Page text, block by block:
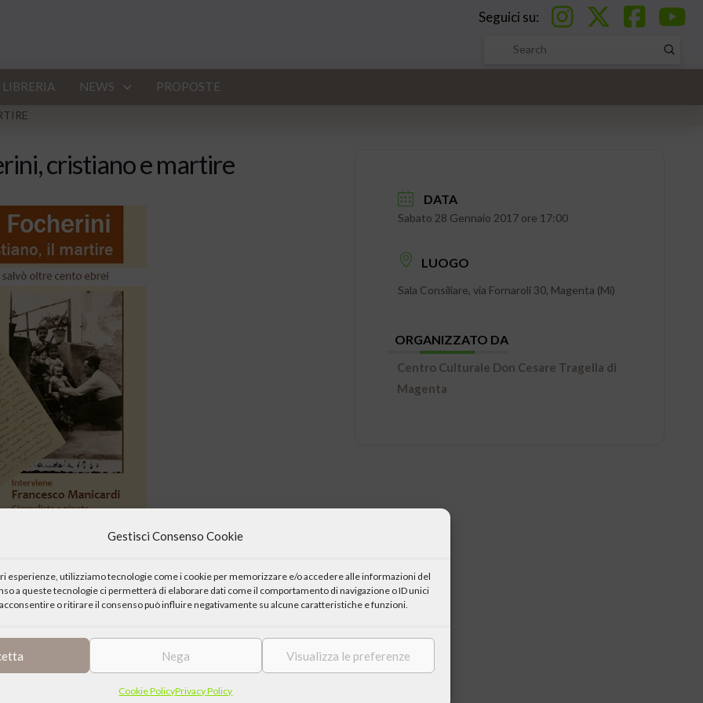
Gestisci Consenso Cookie
esperienze, utilizziamo tecnologie come i cookie per memorizzare e/o accedere alle informazioni del
a queste tecnologie ci permetterà di elaborare dati come il comportamento di navigazione o ID unici
o ritirare il consenso può influire negativamente su alcune caratteristiche e funzioni.
Nega Visualizza le preferenze
Cookie PolicyPrivacy Policy
Seguici su:
Search
Submit
LIBRERIA NEWS PROPOSTE
cristiano e martire
“Giornata della memoria 2017” l’incontro dal titolo “Odoardo
cento ebrei”.
DATA
Sabato 28 Gennaio 2017 ore 17:00
LUOGO
Sala Consiliare, via Fornaroli 30, Magenta (Mi)
ORGANIZZATO DA
Centro Culturale Don Cesare Tragella di
Magenta